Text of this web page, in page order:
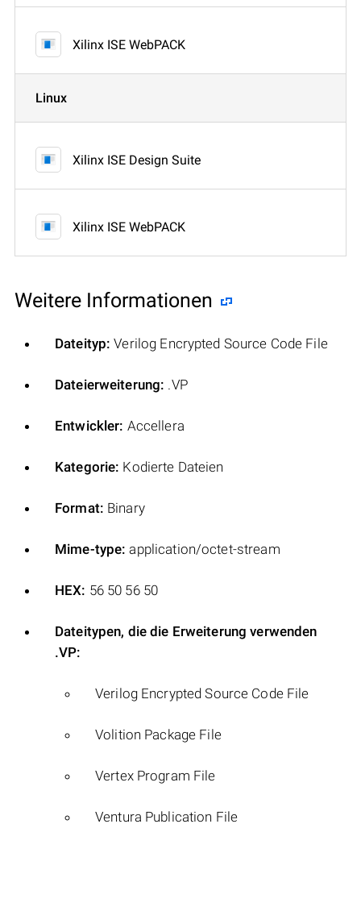
Xilinx ISE WebPACK
Linux
Xilinx ISE Design Suite
Xilinx ISE WebPACK
Weitere Informationen
Dateityp: Verilog Encrypted Source Code File
Dateierweiterung: .VP
Entwickler: Accellera
Kategorie: Kodierte Dateien
Format: Binary
Mime-type: application/octet-stream
HEX: 56 50 56 50
Dateitypen, die die Erweiterung verwenden
.VP:
Verilog Encrypted Source Code File
Volition Package File
Vertex Program File
Ventura Publication File